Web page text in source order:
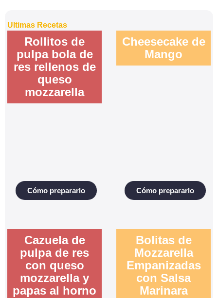
Ultimas Recetas
Rollitos de
pulpa bola de
res rellenos de
queso
mozzarella
Cómo prepararlo
Cheesecake de
Mango
Cómo prepararlo
Cazuela de
pulpa de res
con queso
mozzarella y
papas al horno
Bolitas de
Mozzarella
Empanizadas
con Salsa
Marinara